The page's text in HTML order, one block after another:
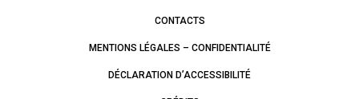
CONTACTS
MENTIONS LÉGALES – CONFIDENTIALITÉ
DÉCLARATION D’ACCESSIBILITÉ